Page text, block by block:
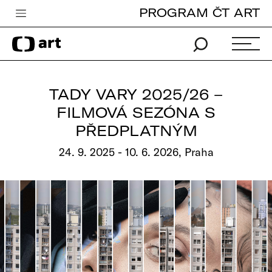
Česká televize
Zpravodajství
edu
Vše o ČT
PROGRAM ČT ART
TADY VARY 2025/26 –
FILMOVÁ SEZÓNA S
PŘEDPLATNÝM
24. 9. 2025 - 10. 6. 2026, Praha